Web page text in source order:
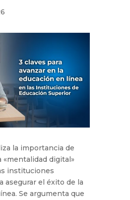
la importancia de
«mentalidad digital»
instituciones
asegurar el éxito de la
Se argumenta que